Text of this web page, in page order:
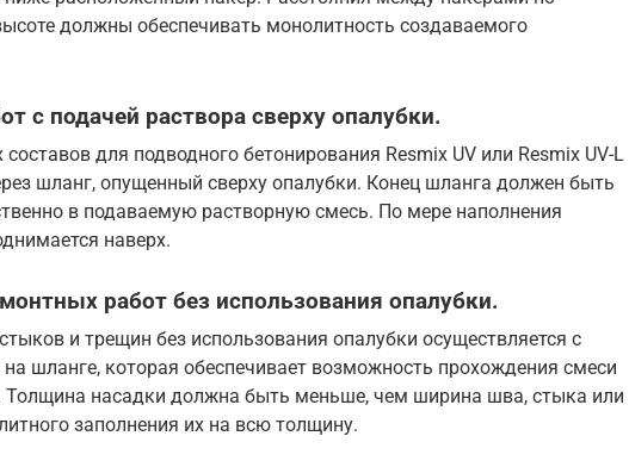
должны обеспечивать монолитность создаваемого
с подачей раствора сверху опалубки.
для подводного бетонирования Resmix UV или Resmix UV-L
шланг, опущенный сверху опалубки. Конец шланга должен быть
в подаваемую растворную смесь. По мере наполнения
наверх.
работ без использования опалубки.
и трещин без использования опалубки осуществляется с
шланге, которая обеспечивает возможность прохождения смеси
насадки должна быть меньше, чем ширина шва, стыка или
заполнения их на всю толщину.